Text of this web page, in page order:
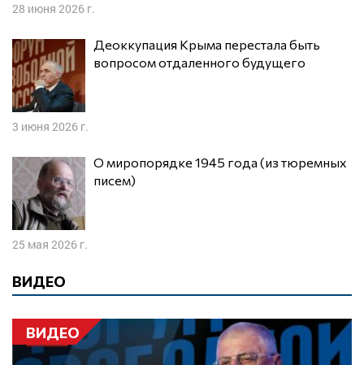
28 июня 2026 г.
Деоккупация Крыма перестала быть
вопросом отдаленного будущего
3 июня 2026 г.
О миропорядке 1945 года (из тюремных
писем)
25 мая 2026 г.
ВИДЕО
ВИДЕО